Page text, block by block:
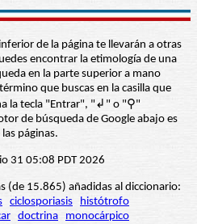
de la página te llevarán a otras
encontrar la etimología de una
en la parte superior a mano
que buscas en la casilla que
la tecla "Entrar", "↲" o "⚲"
de búsqueda de Google abajo es
páginas.
31 05:08 PDT 2026
(de 15.865) añadidas al diccionario:
ciclosporiasis
histótrofo
doctrina monocárpico